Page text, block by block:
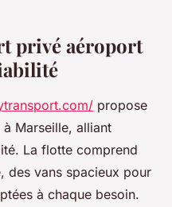
privé aéroport
propose
Marseille, alliant
La flotte comprend
des vans spacieux pour
à chaque besoin.